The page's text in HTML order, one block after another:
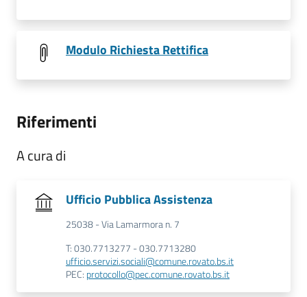
Modulo Richiesta Rettifica
Riferimenti
A cura di
Ufficio Pubblica Assistenza
25038 - Via Lamarmora n. 7
T: 030.7713277 - 030.7713280
ufficio.servizi.sociali@comune.rovato.bs.it
PEC: protocollo@pec.comune.rovato.bs.it